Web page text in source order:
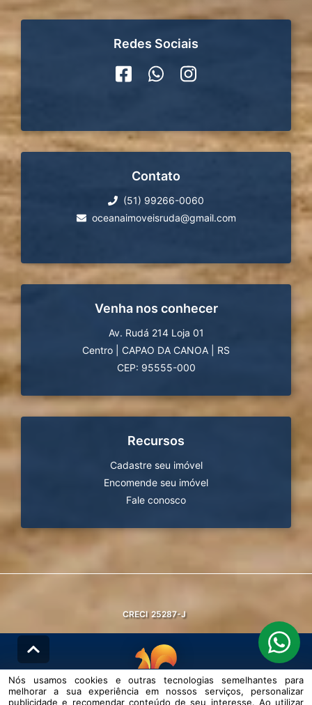
Redes Sociais
Contato
(51) 99266-0060
oceanaimoveisruda@gmail.com
Venha nos conhecer
Av. Rudá 214 Loja 01
Centro
CAPAO DA CANOA
RS
CEP: 95555-000
Recursos
Cadastre seu imóvel
Encomende seu imóvel
Fale conosco
CRECI 25287-J
© DESENVOLVIDO PELAAGIL.NET
Nós usamos cookies e outras tecnologias semelhantes para
melhorar a sua experiência em nossos serviços, personalizar
publicidade e recomendar conteúdo de seu interesse. Ao utilizar